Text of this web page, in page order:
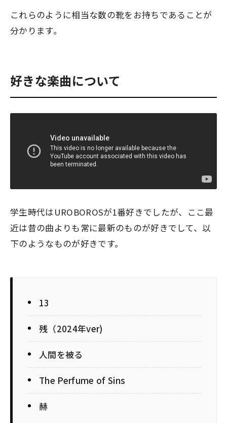
これらのように相当な数の靴をお持ちであることが
分かります。
好きな楽曲について
学生時代はUROBOROSが1番好きでしたが、ここ最
近は昔の曲よりも常に最新のものが好きでして、以
下のようなものが好きです。
13
残（2024年ver)
人間を被る
The Perfume of Sins
赫